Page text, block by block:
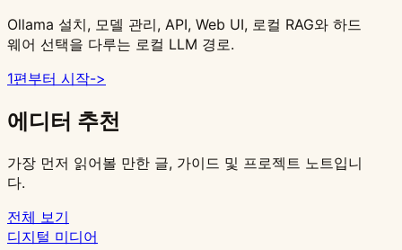
Ollama 설치, 모델 관리, API, Web UI, 로컬 RAG와 하드
웨어 선택을 다루는 로컬 LLM 경로.
1편부터 시작->
에디터 추천
가장 먼저 읽어볼 만한 글, 가이드 및 프로젝트 노트입니
다.
전체 보기
디지털 미디어